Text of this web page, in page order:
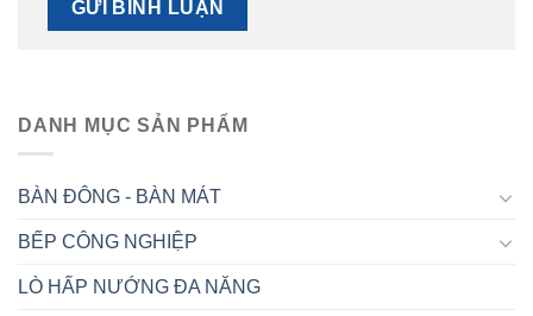
DANH MỤC SẢN PHẨM
BÀN ĐÔNG - BÀN MÁT
BẾP CÔNG NGHIỆP
LÒ HẤP NƯỚNG ĐA NĂNG